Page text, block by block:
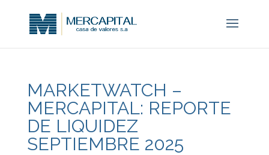
MARKETWATCH –
MERCAPITAL: REPORTE
DE LIQUIDEZ
SEPTIEMBRE 2025